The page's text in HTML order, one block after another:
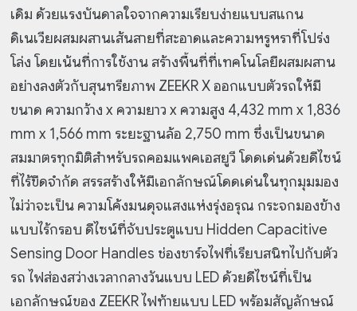
เดิม ด้วยแรงบันดาลใจจากความเรียบง่ายแบบสแกน
ดิเนเวียผสมผสานเส้นสายที่สะอาดและความหรูหราที่โปร่ง
โล่ง โดยเน้นที่การใช้งาน สร้างพื้นที่ที่เทคโนโลยีผสมผสาน
อย่างลงตัวกับสุนทรียภาพ ZEEKR X ออกแบบตัวรถให้มี
ขนาด ความกว้าง x ความยาว x ความสูง 4,432 mm x 1,836
mm x 1,566 mm ระยะฐานล้อ 2,750 mm ซึ่งเป็นขนาด
สมมาตรทุกมิติสำหรับรถคอมแพคเอสยูวี โดดเด่นด้วยดีไซน์
ที่ไร้ขีดจำกัด สรรสร้างให้มีเอกลักษณ์โดดเด่นในทุกมุมมอง
ไม่ว่าจะเป็น ความโค้งมนดุจแสงแห่งรุ่งอรุณ กระจกมองข้าง
แบบไร้กรอบ ดีไซน์ที่จับประตูแบบ Hidden Capacitive
Sensing Door Handles ช่องชาร์จไฟที่เรียบสนิทไปกับตัว
รถ ไฟส่องสว่างเวลากลางวันแบบ LED ด้วยดีไซน์ที่เป็น
เอกลักษณ์ของ ZEEKR ไฟท้ายแบบ LED พร้อมสัญลักษณ์